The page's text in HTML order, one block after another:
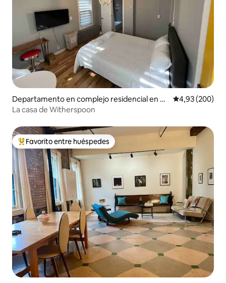
Departamento en complejo residencial en Pri
nceton
Calificación
4,93 (200)
La casa de Witherspoon
Favorito entre los huéspedes más destacados
Favorito entre huéspedes